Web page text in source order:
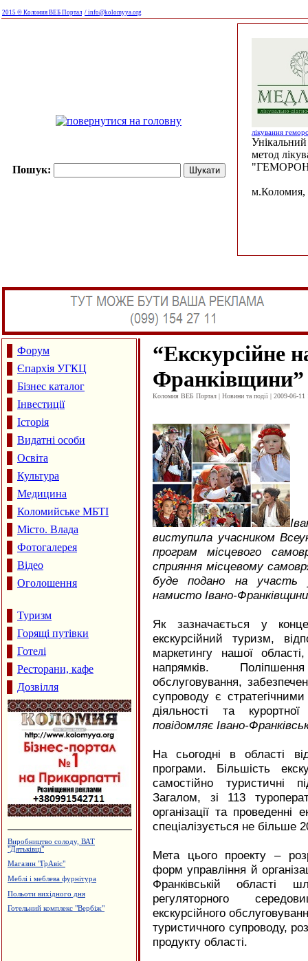
2015 © Коломия ВЕБ Портал / info@kolomyya.org
Пошук:
лікування
Унікальний
метод
м.Коломия,
Форум
Єпархія УГКЦ
Бізнес каталог
Інвестиції
Історія
Видатні особи
Освіта
Культура
Медицина
Коломийське МБТІ
Місто. Влада
Фотогалерея
Відео
Оголошення
Туризм
Горящі путівки
Готелі
Ресторани, кафе
Дозвілля
Магазин "Жалюзі"
“Екскурсійне
Франківщини”
Коломия ВЕБ Портал | Новини та події | 2009-06-11
виступила учасником
програм місцевого
сприяння місцевому
буде подано на участь у
намисто Івано-
Як зазначається у
екскурсійний туризм,
маркетингу нашої
напрямків.
обслуговування,
супроводу є
діяльності та
повідомляє Івано-
На сьогодні в області
програми. Більшість
самостійно туристичні
Загалом, зі 113
організації та проведенні
спеціалізується не більше
Мета цього проекту –
форм управління й
Франківській області
регуляторного
екскурсійного
туристичного супроводу,
продукту області.